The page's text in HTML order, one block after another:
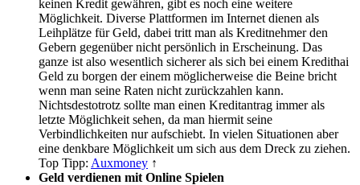
keinen Kredit gewähren, gibt es noch eine weitere
Möglichkeit. Diverse Plattformen im Internet dienen als
Leihplätze für Geld, dabei tritt man als Kreditnehmer den
Gebern gegenüber nicht persönlich in Erscheinung. Das
ganze ist also wesentlich sicherer als sich bei einem Kredithai
Geld zu borgen der einem möglicherweise die Beine bricht
wenn man seine Raten nicht zurückzahlen kann.
Nichtsdestotrotz sollte man einen Kreditantrag immer als
letzte Möglichkeit sehen, da man hiermit seine
Verbindlichkeiten nur aufschiebt. In vielen Situationen aber
eine denkbare Möglichkeit um sich aus dem Dreck zu ziehen.
Top Tipp: Auxmoney ↑
Geld verdienen mit Online Spielen